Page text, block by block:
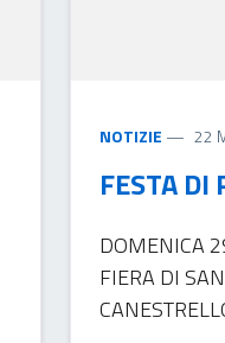
NOTIZIE 22
FESTA DI
DOMENICA
FIERA DI